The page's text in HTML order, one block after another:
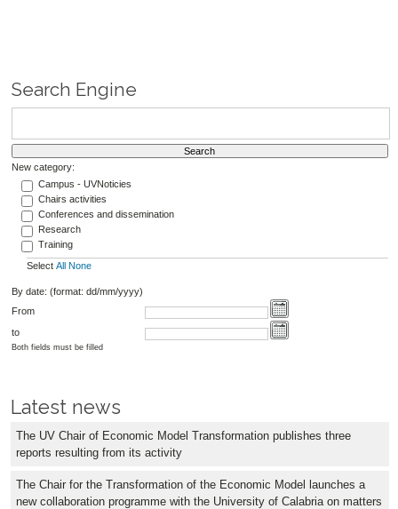
Search Engine
New category:
Campus - UVNoticies
Chairs activities
Conferences and dissemination
Research
Training
Select All None
By date: (format: dd/mm/yyyy)
From
to
Both fields must be filled
Latest news
The UV Chair of Economic Model Transformation publishes three
reports resulting from its activity
The Chair for the Transformation of the Economic Model launches a
new collaboration programme with the University of Calabria on matters